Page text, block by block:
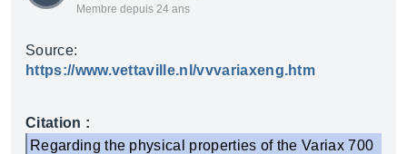
Membre depuis 24 ans
Source:
https://www.vettaville.nl/vvvariaxeng.htm
Citation :
Regarding the physical properties of the Variax 700